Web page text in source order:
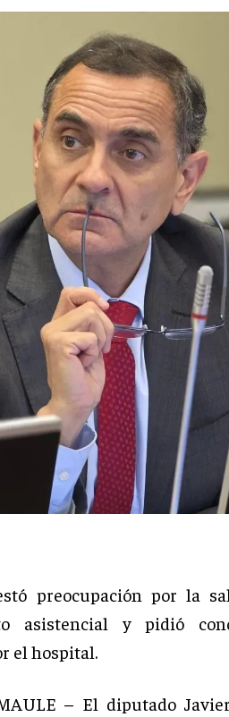
preocupación por la
asistencial y pidió
el hospital.
– El diputado